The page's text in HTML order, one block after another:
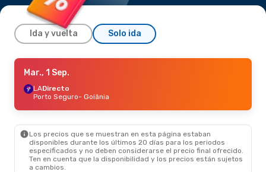
Ida y vuelta Solo ida
Vie., 16 Oct.
ADDirecto
Florianópolis- Goiânia
Goiânia- Florianópolis
Vie., 11 Sep. - Mar., 15 Sep.
G3 Directo
Porto Alegre
- Goiânia
Mar., 1 Sep.
LADirecto
Porto Seguro- Goiânia
Los precios que se muestran en esta página estaban
disponibles durante los últimos 20 días para los periodos
especificados y no deben considerarse el precio final ofrecido.
Ten en cuenta que la disponibilidad y los precios están sujetos
a cambios.